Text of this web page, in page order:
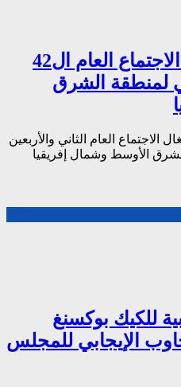
الرباط تحتضن أشغال الاجتماع العام ال42
لمنطقة الشرق
الاجتماع العام الثاني والأربعين
الأوسط وشمال إفريقيا
للكيك بوكسنغ
الإيجابي للمجلس